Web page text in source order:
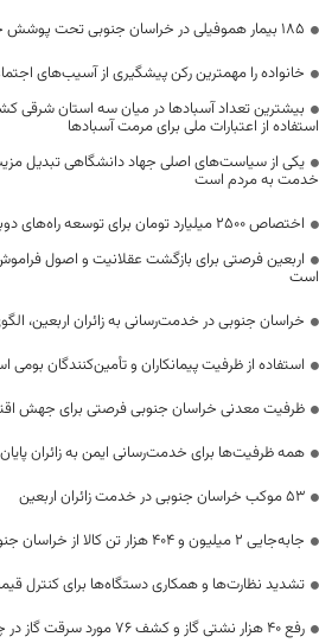
۱۸۵ بیمار هموفیلی در خراسان جنوبی تحت پوشش خدمات بیمه سلامت قرار دارند
خانواده را مهمترین رکن پیشگیری از آسیب‌های
بیشترین تعداد آسبادها در میان سه استان شرقی
استفاده از اعتبارات ملی برای مرمت آسبادها
یکی از سیاست‌های اصلی جهاد دانشگاهی تبدیل
خدمت به مردم است
اختصاص 2500 میلیارد تومان برای توسعه راه‌های دوبانده خراسان جنوبی
اربعین فرصتی برای بازگشت عقلانیت و اصول
است
خراسان جنوبی در خدمت‌رسانی به زائران اربعین،
استفاده از ظرفیت پیمانکاران و تأمین‌کنندگان بومی
ظرفیت معدنی خراسان جنوبی فرصتی برای جهش
همه ظرفیت‌ها برای خدمت‌رسانی ایمن به زائران
53 موکب خراسان جنوبی در خدمت زائران اربعین
جابه‌جایی 2 میلیون و 404 هزار تن کالا از خراسان جنوبی به سراسر کشور
تشدید نظارت‌ها و همکاری دستگاه‌ها برای کنترل
رفع 40 هزار نشتی گاز و کشف 76 مورد سرقت گاز در چهار ماهه نخست سال